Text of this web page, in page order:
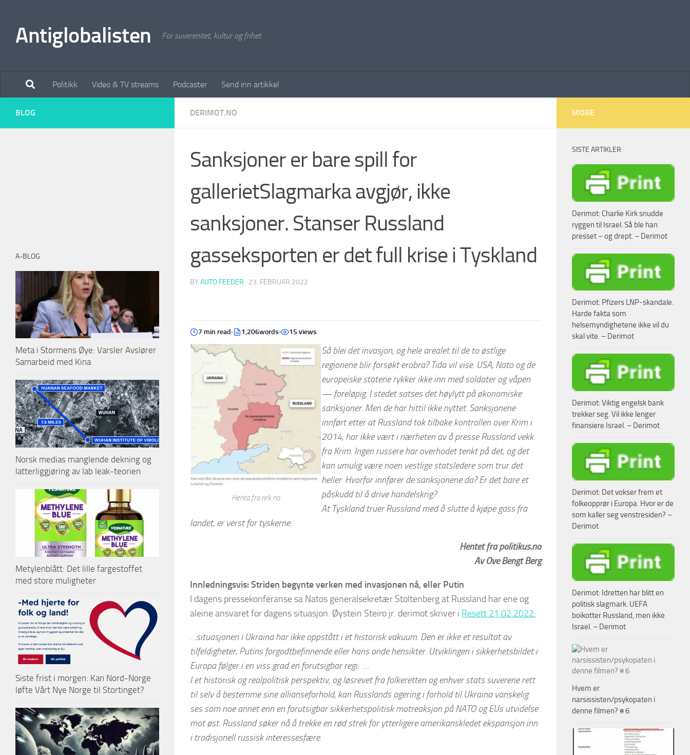
Antiglobalisten For suverenitet, kultur og frihet.
Politikk Video & TV streams Podcaster Send inn artikkel
DERIMOT.NO
Sanksjoner er bare spill for
gallerietSlagmarka avgjør, ikke
sanksjoner. Stanser Russland
gasseksporten er det full krise i Tyskland
BY AUTO FEEDER · 23. FEBRUAR 2022
7 min read 1,206words 15 views
Henta fra nrk.no
Så blei det invasjon, og hele arealet til de to østlige
regionene blir forsøkt erobra? Tida vil vise. USA, Nato og de
europeiske statene rykker ikke inn med soldater og våpen
— foreløpig. I stedet satses det høylytt på økonomiske
sanksjoner. Men de har hittil ikke nyttet. Sanksjonene
innført etter at Russland tok tilbake kontrollen over Krim i
2014, har ikke vært i nærheten av å presse Russland vekk
fra Krim. Ingen russere har overhodet tenkt på det, og det
kan umulig være noen vestlige statsledere som trur det
heller. Hvorfor innfører de sanksjonene da? Er det bare et
påskudd til å drive handelskrig?
At Tyskland truer Russland med å slutte å kjøpe gass fra
landet, er verst for tyskerne.
Hentet fra politikus.no
Av Ove Bengt Berg
Innledningsvis: Striden begynte verken med invasjonen nå, eller Putin
I dagens pressekonferanse sa Natos generalsekretær Stoltenberg at Russland har ene og
aleine ansvaret for dagens situasjon. Øystein Steiro jr. derimot skriver i Resett 21.02.2022:
…situasjonen i Ukraina har ikke oppstått i et historisk vakuum. Den er ikke et resultat av
tilfeldigheter, Putins forgodtbefinnende eller hans onde hensikter. Utviklingen i sikkerhetsbildet i
Europa følger i en viss grad en forutsigbar regi. …
I et historisk og realpolitisk perspektiv, og løsrevet fra folkeretten og enhver stats suverene rett
til selv å bestemme sine allianseforhold, kan Russlands agering i forhold til Ukraina vanskelig
ses som noe annet enn en forutsigbar sikkerhetspolitisk motreaksjon på NATO og EUs utvidelse
mot øst. Russland søker nå å trekke en rød strek for ytterligere amerikanskledet ekspansjon inn
i tradisjonell russisk interessesfære.
BLOG
A-BLOG
Meta i Stormens Øye: Varsler Avslører
Samarbeid med Kina
Norsk medias manglende dekning og
latterliggjøring av lab leak-teorien
Metylenblått: Det lille fargestoffet
med store muligheter
Siste frist i morgen: Kan Nord-Norge
løfte Vårt Nye Norge til Stortinget?
MORE
SISTE ARTIKLER
Derimot: Charlie Kirk snudde
ryggen til Israel. Så ble han
presset – og drept. – Derimot
Derimot: Pfizers LNP-skandale.
Harde fakta som
helsemyndighetene ikke vil du
skal vite. – Derimot
Derimot: Viktig engelsk bank
trekker seg. Vil ikke lenger
finansiere Israel. – Derimot
Derimot: Det vokser frem et
folkeopprør i Europa. Hvor er de
som kaller seg venstresiden? –
Derimot
Derimot: Idretten har blitt en
politisk slagmark. UEFA
boikotter Russland, men ikke
Israel. – Derimot
Hvem er
narsissisten/psykopaten i
denne filmen? # 6